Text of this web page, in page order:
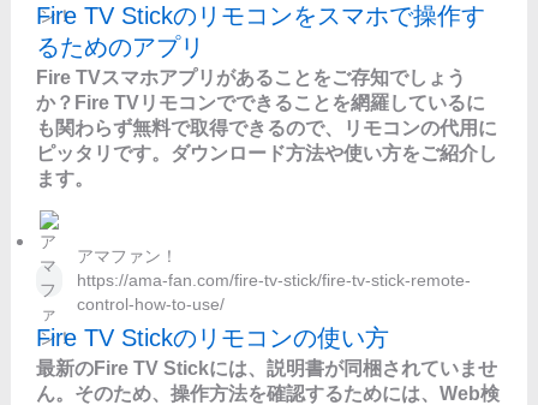
Fire TV Stickのリモコンをスマホで操作す
るためのアプリ
Fire TVスマホアプリがあることをご存知でしょう
か？Fire TVリモコンでできることを網羅しているに
も関わらず無料で取得できるので、リモコンの代用に
ピッタリです。ダウンロード方法や使い方をご紹介し
ます。
アマファン！
https://ama-fan.com/fire-tv-stick/fire-tv-stick-remote-
control-how-to-use/
Fire TV Stickのリモコンの使い方
最新のFire TV Stickには、説明書が同梱されていませ
ん。そのため、操作方法を確認するためには、Web検